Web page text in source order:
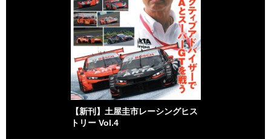
【新刊】土屋圭市レーシングヒス
トリー Vol.4